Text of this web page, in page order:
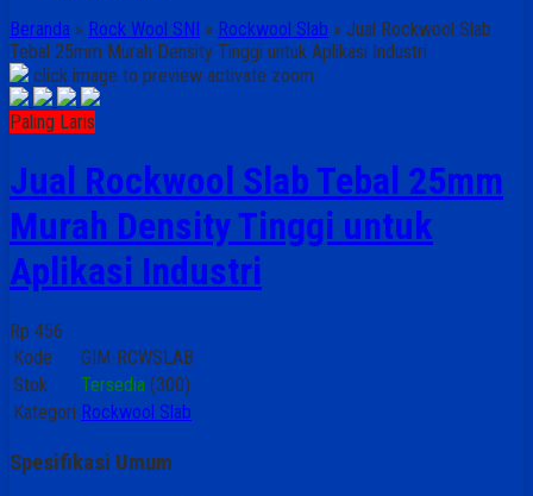
Beranda » Rock Wool SNI » Rockwool Slab » Jual Rockwool Slab
Tebal 25mm Murah Density Tinggi untuk Aplikasi Industri
click image to preview activate zoom
Paling Laris
Jual Rockwool Slab Tebal 25mm
Murah Density Tinggi untuk
Aplikasi Industri
Rp 456
Kode
GIM-RCWSLAB
Stok
Tersedia (300)
Kategori Rockwool Slab
Spesifikasi Umum